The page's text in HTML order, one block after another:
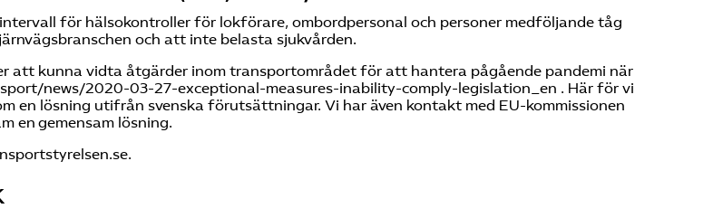
för hälsokontroller för lokförare, ombordpersonal och personer medföljande tåg
och att inte belasta sjukvården.
att kunna vidta åtgärder inom transportområdet för att hantera pågående pandemi när
news/2020-03-27-exceptional-measures-inability-comply-legislation_en . Här för vi
en lösning utifrån svenska förutsättningar. Vi har även kontakt med EU-kommissionen
en gemensam lösning.
.